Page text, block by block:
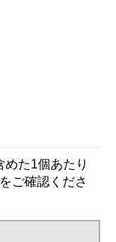
た1個あたり
をご確認くださ